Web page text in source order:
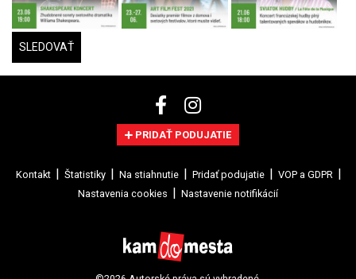
SLEDOVAŤ
PRIDAŤ PODUJATIE
Kontakt Štatistiky Na stiahnutie Pridať podujatie
VOP a GDPR
Nastavenia cookies
Nastavenie notifikácií